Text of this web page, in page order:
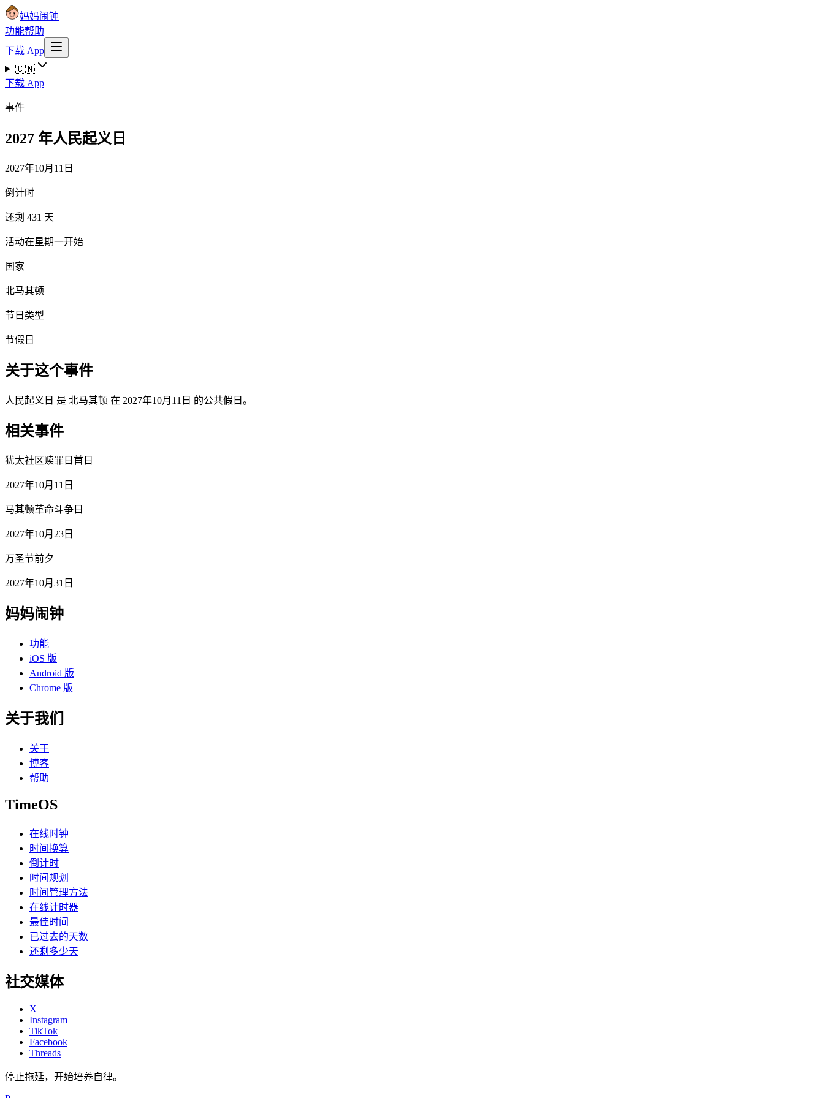
妈妈闹钟
功能帮助
下载 App
🇨🇳
下载 App
事件
2027 年人民起义日
2027年10月11日
倒计时
还剩 431 天
活动在星期一开始
国家
北马其顿
节日类型
节假日
关于这个事件
人民起义日 是 北马其顿 在 2027年10月11日 的公共假日。
相关事件
犹太社区赎罪日首日
2027年10月11日
马其顿革命斗争日
2027年10月23日
万圣节前夕
2027年10月31日
妈妈闹钟
功能
iOS 版
Android 版
Chrome 版
关于我们
关于
博客
帮助
TimeOS
在线时钟
时间换算
倒计时
时间规划
时间管理方法
在线计时器
最佳时间
已过去的天数
还剩多少天
社交媒体
X
Instagram
TikTok
Facebook
Threads
停止拖延，开始培养自律。